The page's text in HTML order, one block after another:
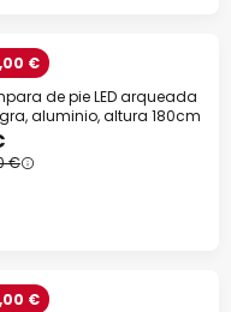
€
de pie LED arqueada
aluminio, altura 180cm
€
€